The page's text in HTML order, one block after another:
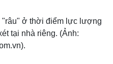
ở thời điểm lực lượng
tại nhà riêng. (Ảnh: